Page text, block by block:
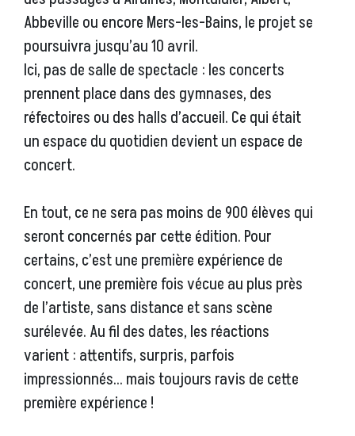
Abbeville ou encore Mers-les-Bains, le projet se
poursuivra jusqu’au 10 avril.
Ici, pas de salle de spectacle : les concerts
prennent place dans des gymnases, des
réfectoires ou des halls d’accueil. Ce qui était
un espace du quotidien devient un espace de
concert.
En tout, ce ne sera pas moins de 900 élèves qui
seront concernés par cette édition. Pour
certains, c’est une première expérience de
concert, une première fois vécue au plus près
de l’artiste, sans distance et sans scène
surélevée. Au fil des dates, les réactions
varient : attentifs, surpris, parfois
impressionnés… mais toujours ravis de cette
première expérience !